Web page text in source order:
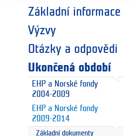
Základní informace
Výzvy
Otázky a odpovědi
Ukončená období
EHP a Norské fondy
2004-2009
EHP a Norské fondy
2009-2014
Základní dokumenty